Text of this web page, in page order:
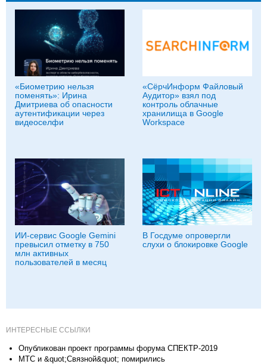
«Биометрию нельзя
поменять»: Ирина
Дмитриева об опасности
аутентификации через
видеоселфи
«СёрчИнформ Файловый
Аудитор» взял под
контроль облачные
хранилища в Google
Workspace
ИИ-сервис Google Gemini
превысил отметку в 750
млн активных
пользователей в месяц
В Госдуме опровергли
слухи о блокировке Google
ИНТЕРЕСНЫЕ ССЫЛКИ
Опубликован проект программы форума СПЕКТР-2019
МТС и &quot;Связной&quot; помирились